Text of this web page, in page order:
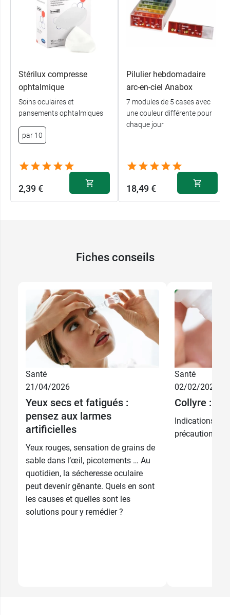
Stérilux compresse
ophtalmique
Soins oculaires et
pansements ophtalmiques
par 10
2,39 €
Pilulier hebdomadaire
arc-en-ciel Anabox
7 modules de 5 cases avec
une couleur différente pour
chaque jour
18,49 €
Fiches conseils
Santé
21/04/2026
Yeux secs et fatigués :
pensez aux larmes
artificielles
Yeux rouges, sensation de grains de
sable dans l’œil, picotements … Au
quotidien, la sécheresse oculaire
peut devenir gênante. Quels en sont
les causes et quelles sont les
solutions pour y remédier ?
Santé
02/02/2026
Collyre : à
Indications,
précautions